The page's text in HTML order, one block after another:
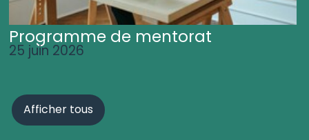
Programme de mentorat
25 juin 2026
Afficher tous